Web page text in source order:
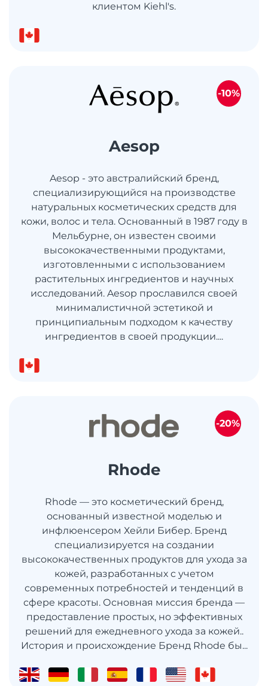
клиентом Kiehl's.
Aesop
Aesop - это австралийский бренд,
специализирующийся на производстве
натуральных косметических средств для
кожи, волос и тела. Основанный в 1987 году в
Мельбурне, он известен своими
высококачественными продуктами,
изготовленными с использованием
растительных ингредиентов и научных
исследований. Aesop прославился своей
минималистичной эстетикой и
принципиальным подходом к качеству
ингредиентов в своей продукции....
-10%
Rhode
Rhode — это косметический бренд,
основанный известной моделью и
инфлюенсером Хейли Бибер. Бренд
специализируется на создании
высококачественных продуктов для ухода за
кожей, разработанных с учетом
современных потребностей и тенденций в
сфере красоты. Основная миссия бренда —
предоставление простых, но эффективных
решений для ежедневного ухода за кожей..
История и происхождение Бренд Rhode бы...
-20%